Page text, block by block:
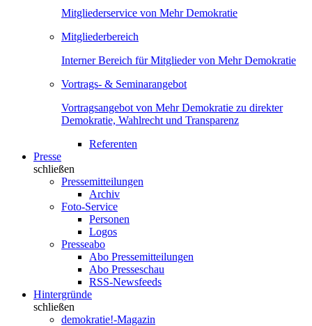
Mitgliederservice von Mehr Demokratie
Mitgliederbereich
Interner Bereich für Mitglieder von Mehr Demokratie
Vortrags- & Seminarangebot
Vortragsangebot von Mehr Demokratie zu direkter
Demokratie, Wahlrecht und Transparenz
Referenten
Presse
schließen
Pressemitteilungen
Archiv
Foto-Service
Personen
Logos
Presseabo
Abo Pressemitteilungen
Abo Presseschau
RSS-Newsfeeds
Hintergründe
schließen
demokratie!-Magazin